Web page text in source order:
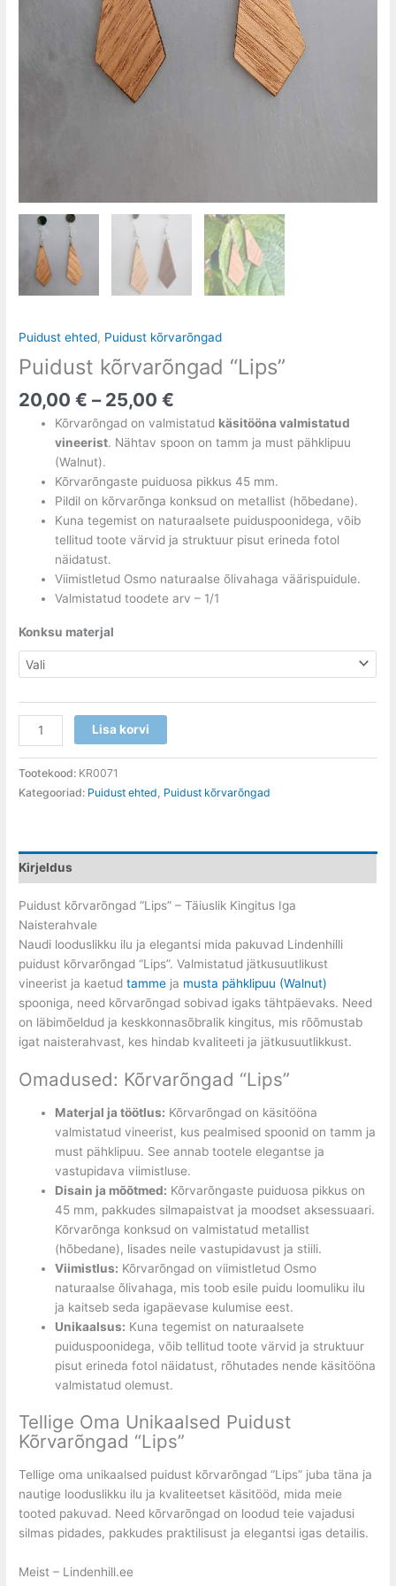
Puidust ehted, Puidust kõrvarõngad
Puidust kõrvarõngad “Lips”
20,00€ – 25,00€
Kõrvarõngad on valmistatud käsitööna valmistatud
vineerist. Nähtav spoon on tamm ja must pähklipuu
(Walnut).
Kõrvarõngaste puiduosa pikkus 45 mm.
Pildil on kõrvarõnga konksud on metallist (hõbedane).
Kuna tegemist on naturaalsete puiduspoonidega, võib
tellitud toote värvid ja struktuur pisut erineda fotol
näidatust.
Viimistletud Osmo naturaalse õlivahaga väärispuidule.
Valmistatud toodete arv – 1/1
Konksu materjal
Lisa korvi
Tootekood: KR0071
Kategooriad: Puidust ehted, Puidust kõrvarõngad
Kirjeldus
Puidust kõrvarõngad “Lips” – Täiuslik Kingitus Iga
Naisterahvale
Naudi looduslikku ilu ja elegantsi mida pakuvad Lindenhilli
puidust kõrvarõngad “Lips”. Valmistatud jätkusuutlikust
vineerist ja kaetudtamme ja musta pähklipuu (Walnut)
spooniga, need kõrvarõngad sobivad igaks tähtpäevaks. Need
on läbimõeldud ja keskkonnasõbralik kingitus, mis rõõmustab
igat naisterahvast, kes hindab kvaliteeti ja jätkusuutlikkust.
Omadused: Kõrvarõngad “Lips”
Materjal ja töötlus: Kõrvarõngad on käsitööna
valmistatud vineerist, kus pealmised spoonid on tamm ja
must pähklipuu. See annab tootele elegantse ja
vastupidava viimistluse.
Disain ja mõõtmed: Kõrvarõngaste puiduosa pikkus on
45 mm, pakkudes silmapaistvat ja moodset aksessuaari.
Kõrvarõnga konksud on valmistatud metallist
(hõbedane), lisades neile vastupidavust ja stiili.
Viimistlus: Kõrvarõngad on viimistletud Osmo
naturaalse õlivahaga, mis toob esile puidu loomuliku ilu
ja kaitseb seda igapäevase kulumise eest.
Unikaalsus: Kuna tegemist on naturaalsete
puiduspoonidega, võib tellitud toote värvid ja struktuur
pisut erineda fotol näidatust, rõhutades nende käsitööna
valmistatud olemust.
Tellige Oma Unikaalsed Puidust
Kõrvarõngad “Lips”
Tellige oma unikaalsed puidust kõrvarõngad “Lips” juba täna ja
nautige looduslikku ilu ja kvaliteetset käsitööd, mida meie
tooted pakuvad. Need kõrvarõngad on loodud teie vajadusi
silmas pidades, pakkudes praktilisust ja elegantsi igas detailis.
Meist – Lindenhill.ee